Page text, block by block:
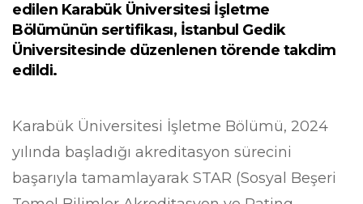
edilen Karabük Üniversitesi İşletme
Bölümünün sertifikası, İstanbul Gedik
Üniversitesinde düzenlenen törende takdim
edildi.
Karabük Üniversitesi İşletme Bölümü, 2024
yılında başladığı akreditasyon sürecini
başarıyla tamamlayarak STAR (Sosyal Beşeri